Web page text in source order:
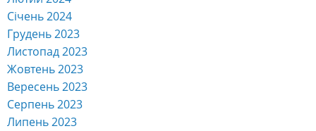
Січень 2024
Грудень 2023
Листопад 2023
Жовтень 2023
Вересень 2023
Серпень 2023
Липень 2023